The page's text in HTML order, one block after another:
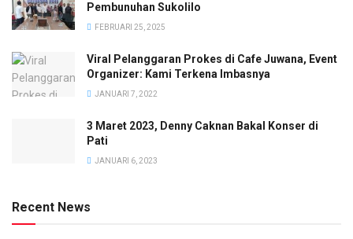
Pembunuhan Sukolilo
FEBRUARI 25, 2025
Viral Pelanggaran Prokes di Cafe Juwana, Event
Organizer: Kami Terkena Imbasnya
JANUARI 7, 2022
3 Maret 2023, Denny Caknan Bakal Konser di
Pati
JANUARI 6, 2023
Recent News